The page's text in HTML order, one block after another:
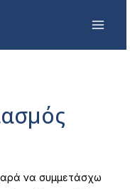
να συμμετάσχω